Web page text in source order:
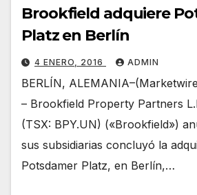
Brookfield adquiere
Platz en Berlín
4 ENERO, 2016 ADMIN
BERLÍN,
– Brookfield Property Partners
(TSX: BPY.UN) («Brookfield»)
sus subsidiarias concluyó la
Potsdamer Platz, en Berlín,…